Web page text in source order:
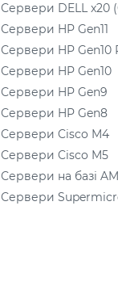
Сервери DELL x20
Сервери HP Gen11
Сервери HP Gen10
Сервери HP Gen10
Сервери HP Gen9
Сервери HP Gen8
Сервери Cisco M4
Сервери Cisco M5
Сервери на базі
Сервери